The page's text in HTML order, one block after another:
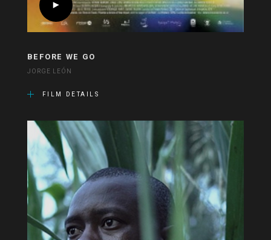
BEFORE WE GO
JORGE LEÓN
FILM DETAILS